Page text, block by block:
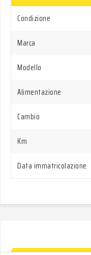
Condizione
Marca
Modello
Alimentazione
Cambio
Km
Data immatricolazione